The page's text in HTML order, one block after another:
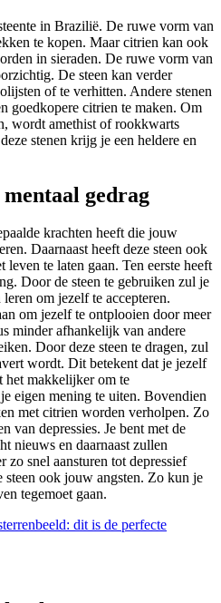
in Brazilië. De ruwe vorm van
te kopen. Maar citrien kan ook
in sieraden. De ruwe vorm van
De steen kan verder
of te verhitten. Andere stenen
goedkopere citrien te maken. Om
wordt amethist of rookkwarts
stenen krijg je een heldere en
gedrag
krachten heeft die jouw
Daarnaast heeft deze steen ook
te laten gaan. Ten eerste heeft
Door de steen te gebruiken zul je
om jezelf te accepteren.
om jezelf te ontplooien door meer
minder afhankelijk van andere
Door deze steen te dragen, zul
wordt. Dit betekent dat je jezelf
het makkelijker om te
eigen mening te uiten. Bovendien
met citrien worden verholpen. Zo
van depressies. Je bent met de
nieuws en daarnaast zullen
zo snel aansturen tot depressief
steen ook jouw angsten. Zo kun je
tegemoet gaan.
dit is de perfecte